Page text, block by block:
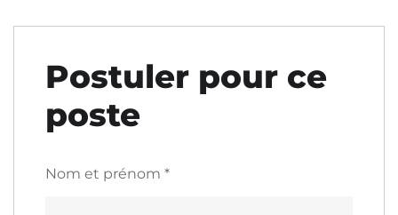
Postuler pour ce
poste
Nom et prénom *